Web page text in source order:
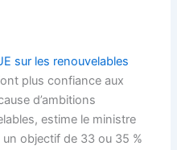
sur les renouvelables
plus confiance aux
d’ambitions
estime le ministre
un objectif de 33 ou 35 %